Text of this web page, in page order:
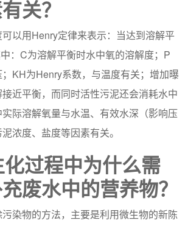
关？
以用Henry定律来表示：当达到溶解平
：C为溶解平衡时水中氧的溶解度；P
KH为Henry系数，与温度有关；增加曝
近平衡，而同时活性污泥还会消耗水中
际溶解氧量与水温、有效水深（影响压
浓度、盐度等因素有关。
过程中为什么需
废水中的营养物？
染物的方法，主要是利用微生物的新陈